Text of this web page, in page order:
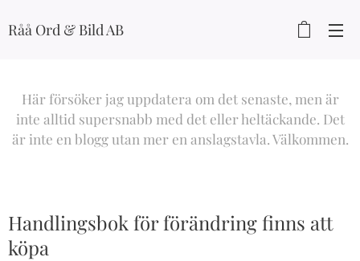
Råå Ord & Bild AB
Här försöker jag uppdatera om det senaste, men är
inte alltid supersnabb med det eller heltäckande. Det
är inte en blogg utan mer en anslagstavla. Välkommen.
Handlingsbok för förändring finns att
köpa